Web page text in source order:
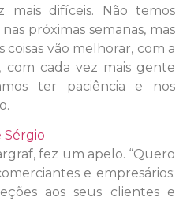
mais difíceis. Não temos
próximas semanas, mas
coisas vão melhorar, com a
com cada vez mais gente
ter paciência e nos
fez um apelo. “Quero
e empresários:
aos seus clientes e